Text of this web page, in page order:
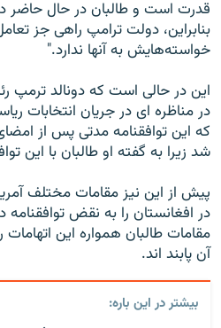
قدرت است و طالبان در حال حاضر
بنابراین، دولت ترامپ راهی جز
خواسته‌هایش به آنها ندارد."
این در حالی است که دونالد ترمپ
در مناظره ای در جریان انتخابات
که این توافقنامه مدتی پس از
شد زیرا به گفته او طالبان با این
پیش از این نیز مقامات مختلف
در افغانستان را به نقض توافقنامه
مقامات طالبان همواره این
آن پابند اند.
بیشتر در این باره: